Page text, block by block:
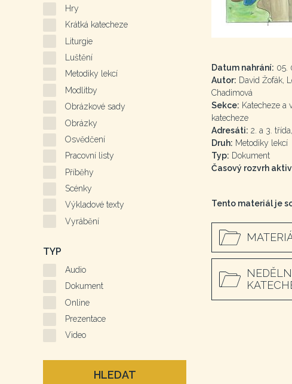
Datum nahrání: 05.
Autor: David Žofák,
Chadimová
Sekce: Katecheze a
katecheze
Adresáti: 2. a 3.
Druh: Metodiky lekcí
Typ: Dokument
Časový rozvrh
Tento materiál je
Hry
Krátká katecheze
Liturgie
Luštění
Metodiky lekcí
Modlitby
Obrázkové sady
Obrázky
Osvědčení
Pracovní listy
Příběhy
Scénky
Výkladové texty
Vyrábění
TYP
Audio
Dokument
Online
Prezentace
Video
HLEDAT